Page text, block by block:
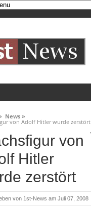
News »
von Adolf Hitler wurde zerstört
von
Hitler
zerstört
von 1st-News am Juli 07, 2008